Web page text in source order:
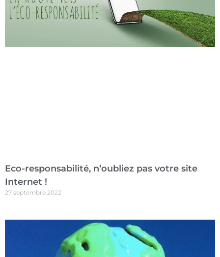
Eco-responsabilité, n’oubliez pas votre site
Internet !
27 septembre 2022